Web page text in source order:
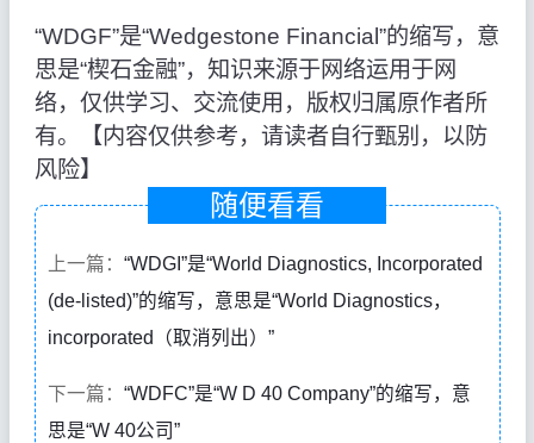
“WDGF”是“Wedgestone Financial”的缩写，意
思是“楔石金融”，知识来源于网络运用于网
络，仅供学习、交流使用，版权归属原作者所
有。【内容仅供参考，请读者自行甄别，以防
风险】
随便看看
上一篇： “WDGI”是“World Diagnostics, Incorporated
(de-listed)”的缩写，意思是“World Diagnostics，
incorporated（取消列出）”
下一篇： “WDFC”是“W D 40 Company”的缩写，意
思是“W 40公司”